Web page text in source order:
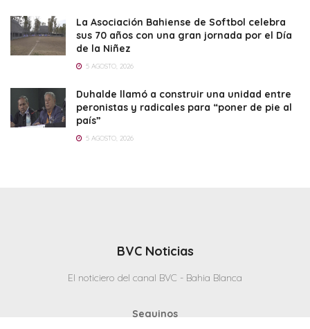
La Asociación Bahiense de Softbol celebra
sus 70 años con una gran jornada por el Día
de la Niñez
5 AGOSTO, 2026
Duhalde llamó a construir una unidad entre
peronistas y radicales para “poner de pie al
país”
5 AGOSTO, 2026
BVC Noticias
El noticiero del canal BVC - Bahia Blanca
Seguinos